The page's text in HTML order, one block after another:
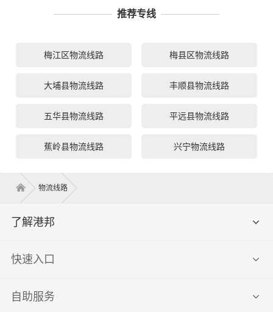
推荐专线
梅江区物流线路 梅县区物流线路
大埔县物流线路 丰顺县物流线路
五华县物流线路 平远县物流线路
蕉岭县物流线路 兴宁物流线路
物流线路
了解港邦
快速入口
自助服务